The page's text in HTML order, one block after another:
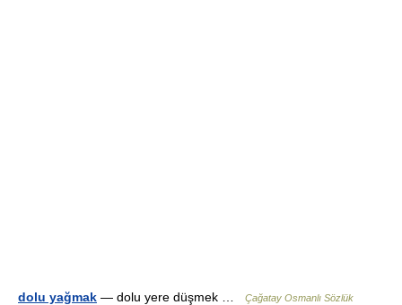
dolu yağmak — dolu yere düşmek … Çağatay Osmanlı Sözlük